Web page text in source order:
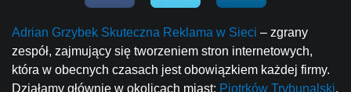
Adrian Grzybek Skuteczna Reklama w Sieci – zgrany
zespół, zajmujący się tworzeniem stron internetowych,
która w obecnych czasach jest obowiązkiem każdej firmy.
Działamy głównie w okolicach miast: Piotrków Trybunalski,